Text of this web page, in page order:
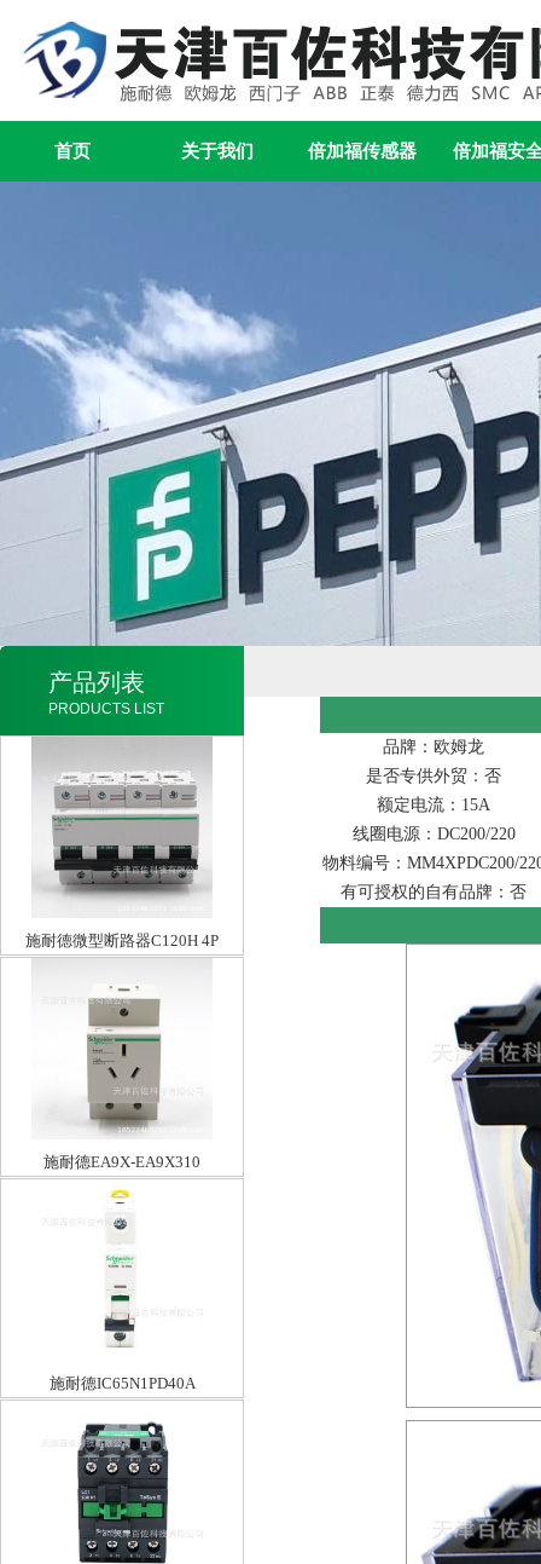
首页 关于我们 倍加福传感器 倍加福安
产品列表
PRODUCTS LIST
施耐德微型断路器C120H 4P
C100A
施耐德EA9X-EA9X310
施耐德IC65N1PD40A
品牌：欧姆龙
是否专供外贸：否
额定电流：15A
线圈电源：DC200/220
物料编号：MM4XPDC200/
有可授权的自有品牌：否